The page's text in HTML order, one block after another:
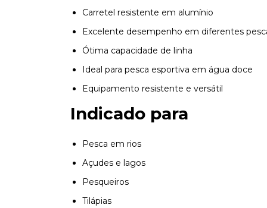
Carretel resistente em alumínio
Excelente desempenho em diferentes
Ótima capacidade de linha
Ideal para pesca esportiva em água doce
Equipamento resistente e versátil
Indicado para
Pesca em rios
Açudes e lagos
Pesqueiros
Tilápias